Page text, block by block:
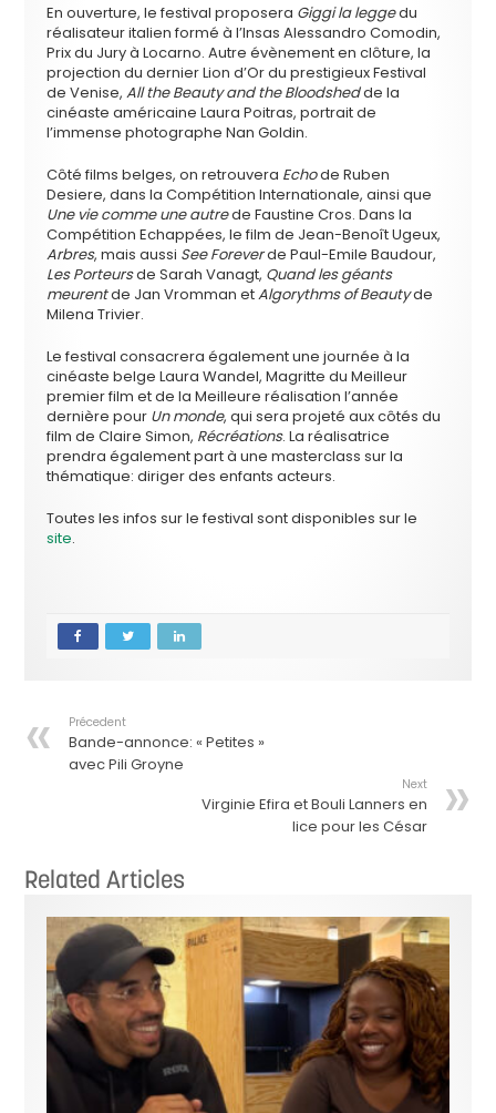
En ouverture, le festival proposera Giggi la leggedu
réalisateur italien formé à l’Insas Alessandro Comodin,
Prix du Jury à Locarno. Autre évènement en clôture, la
projection du dernier Lion d’Or du prestigieux Festival
de Venise,All the Beauty and the Bloodshedde la
cinéaste américaine Laura Poitras, portrait de
l’immense photographe Nan Goldin.
Côté films belges, on retrouvera Echode Ruben
Desiere, dans la Compétition Internationale, ainsi que
Une vie comme une autrede Faustine Cros. Dans la
Compétition Echappées, le film de Jean-Benoît Ugeux,
Arbres, mais aussi See Foreverde Paul-Emile Baudour,
Les Porteursde Sarah Vanagt, Quand les géants
meurentde Jan Vromman etAlgorythms of Beautyde
Milena Trivier.
Le festival consacrera également une journée à la
cinéaste belge Laura Wandel, Magritte du Meilleur
premier film et de la Meilleure réalisation l’année
dernière pour Un monde, qui sera projeté aux côtés du
film de Claire Simon, Récréations. La réalisatrice
prendra également part à une masterclass sur la
thématique: diriger des enfants acteurs.
Toutes les infos sur le festival sont disponibles sur le
site.
Précedent
Bande-annonce: « Petites »
avec Pili Groyne
Next
Virginie Efira et Bouli Lanners en
lice pour les César
Related Articles